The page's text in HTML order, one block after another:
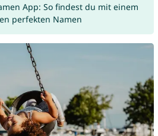
App: So findest du mit einem
perfekten Namen